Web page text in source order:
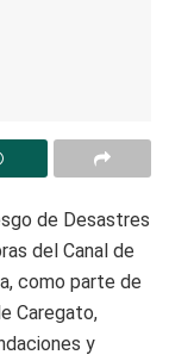
de Desastres
del Canal de
como parte de
Caregato,
y